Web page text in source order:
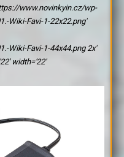
www.novinkyin.cz/wp-
Wiki-Favi-1-22x22.png'
Wiki-Favi-1-44x44.png 2x'
width='22'